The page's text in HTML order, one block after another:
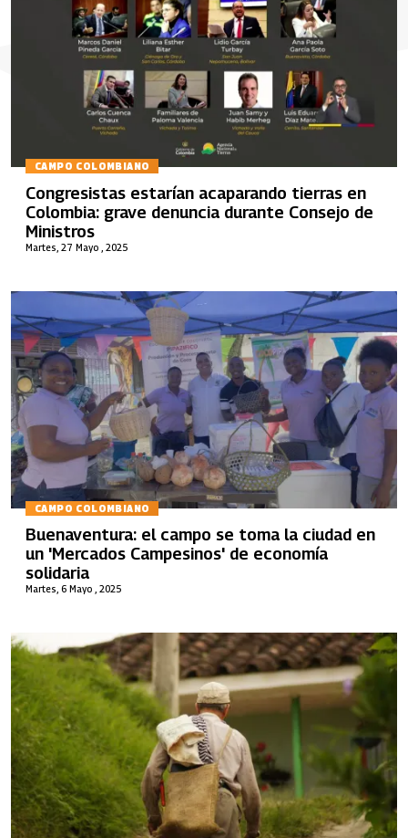
CAMPO COLOMBIANO
Martes, 27 Mayo , 2025
Congresistas estarían acaparando tierras en
Colombia: grave denuncia durante Consejo de
Ministros
CAMPO COLOMBIANO
Martes, 6 Mayo , 2025
Buenaventura: el campo se toma la ciudad en
un 'Mercados Campesinos' de economía
solidaria